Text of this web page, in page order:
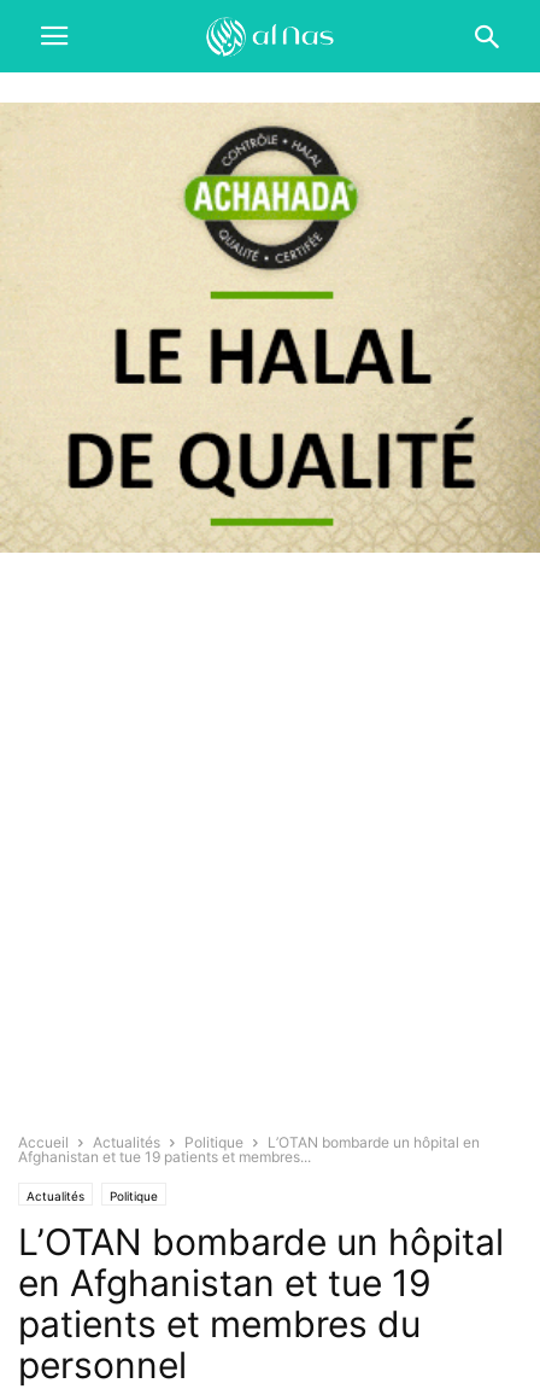
Accueil Actualités Politique
L’OTAN bombarde un hôpital en
Afghanistan et tue 19 patients et membres...
Actualités Politique
L’OTAN bombarde un hôpital
en Afghanistan et tue 19
patients et membres du
personnel